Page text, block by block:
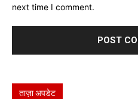
next time I comment.
ताज़ा अपडेट